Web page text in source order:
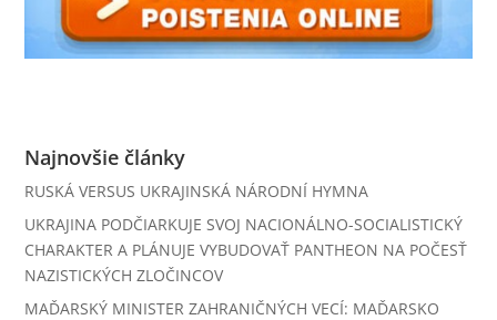
Najnovšie články
RUSKÁ VERSUS UKRAJINSKÁ NÁRODNÍ HYMNA
UKRAJINA PODČIARKUJE SVOJ NACIONÁLNO-SOCIALISTICKÝ
CHARAKTER A PLÁNUJE VYBUDOVAŤ PANTHEON NA POČESŤ
NAZISTICKÝCH ZLOČINCOV
MAĎARSKÝ MINISTER ZAHRANIČNÝCH VECÍ: MAĎARSKO